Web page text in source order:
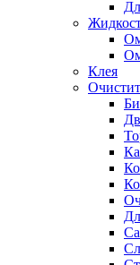
Клея